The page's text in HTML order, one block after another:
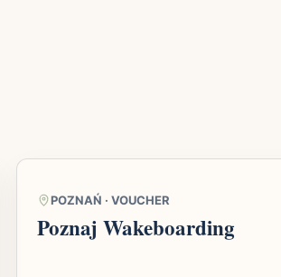
POZNAŃ · VOUCHER
Poznaj Wakeboarding